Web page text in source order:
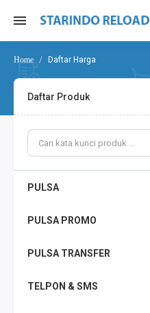
Daftar Harga
Daftar Produk
PULSA
PULSA PROMO
PULSA TRANSFER
TELPON & SMS